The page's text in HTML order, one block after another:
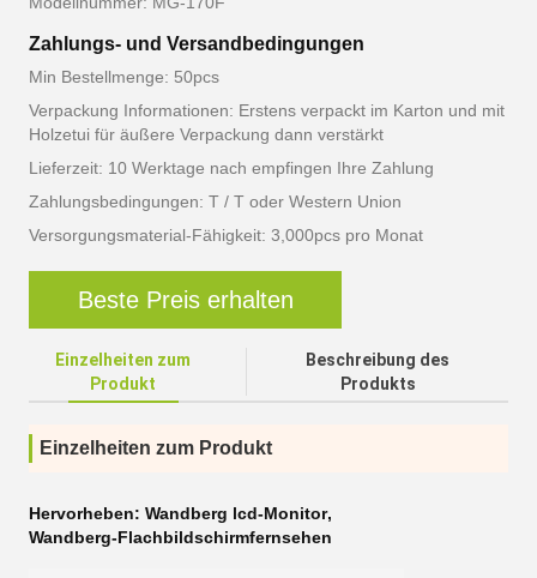
Zahlungs- und Versandbedingungen
Min Bestellmenge: 50pcs
Verpackung Informationen: Erstens verpackt im Karton und mit
Holzetui für äußere Verpackung dann verstärkt
Lieferzeit: 10 Werktage nach empfingen Ihre Zahlung
Zahlungsbedingungen: T / T oder Western Union
Versorgungsmaterial-Fähigkeit: 3,000pcs pro Monat
Beste Preis erhalten
Einzelheiten zum
Produkt
Beschreibung des
Produkts
Einzelheiten zum Produkt
Hervorheben: Wandberg lcd-Monitor,
Wandberg-Flachbildschirmfernsehen